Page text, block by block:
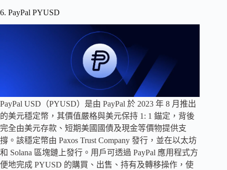
6. PayPal PYUSD
PayPal USD（PYUSD）是由 PayPal 於 2023 年 8 月推出
的美元穩定幣，其價值嚴格與美元保持 1: 1 錨定，背後
完全由美元存款、短期美國國債及現金等價物提供支
撐。該穩定幣由 Paxos Trust Company 發行，並在以太坊
和 Solana 區塊鏈上發行。用戶可透過 PayPal 應用程式方
便地完成 PYUSD 的購買、出售、持有及轉移操作，使